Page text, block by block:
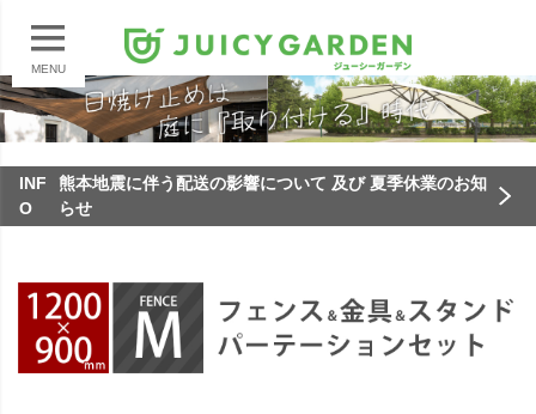
MENU
INF
O
熊本地震に伴う配送の影響について 及び 夏季休業のお知
らせ